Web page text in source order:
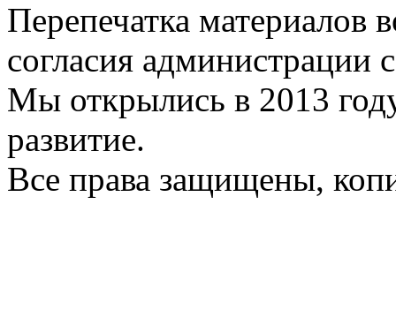
Перепечатка материалов
согласия администрации
Мы открылись в 2013
развитие.
Все права защищены,